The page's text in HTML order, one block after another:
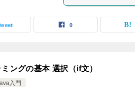
0
ングの基本 選択（if文）
入門